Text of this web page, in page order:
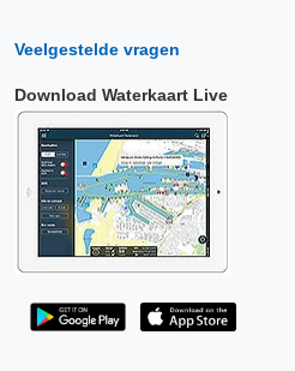
Veelgestelde vragen
Download Waterkaart Live